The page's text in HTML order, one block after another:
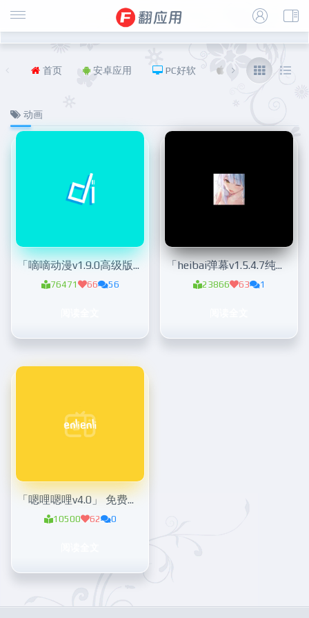
首页 安卓应用 PC好软 iOS 福利
动画
「嘀嘀动漫v1.9.0高级版」 追番神器
76471 66 56
「heibai弹幕v1.5.4.7纯净版」 免费追番神器
23866 63 1
「嗯哩嗯哩v4.0」 免费追剧追番神器
10500 62 0